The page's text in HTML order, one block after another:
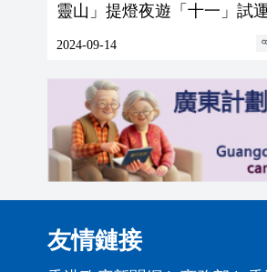
靈山」提燈夜遊「十一」試
2024-09-14
友情鏈接